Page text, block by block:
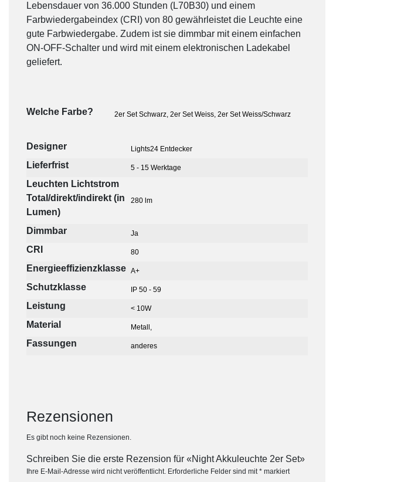
Lebensdauer von 36.000 Stunden (L70B30) und einem
Farbwiedergabeindex (CRI) von 80 gewährleistet die Leuchte eine
gute Farbwiedergabe. Zudem ist sie dimmbar mit einem einfachen
ON-OFF-Schalter und wird mit einem elektronischen Ladekabel
geliefert.
Welche Farbe? 2er Set Schwarz, 2er Set Weiss, 2er Set Weiss/Schwarz
Designer Lights24 Entdecker
Lieferfrist 5 - 15 Werktage
Leuchten Lichtstrom
Total/direkt/indirekt (in
Lumen)
280 lm
Dimmbar Ja
CRI 80
Energieeffizienzklasse A+
Schutzklasse IP 50 - 59
Leistung < 10W
Material Metall,
Fassungen anderes
Rezensionen
Es gibt noch keine Rezensionen.
Schreiben Sie die erste Rezension für «Night Akkuleuchte 2er Set»
Ihre E-Mail-Adresse wird nicht veröffentlicht. Erforderliche Felder sind mit * markiert